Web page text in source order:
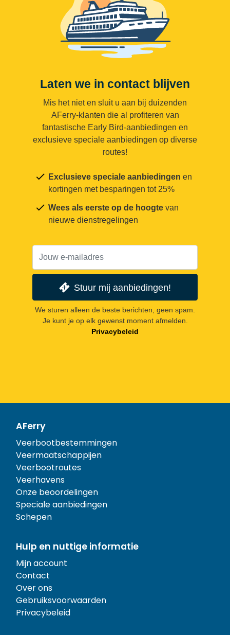
Laten we in contact blijven
Mis het niet en sluit u aan bij duizenden
AFerry-klanten die al profiteren van
fantastische Early Bird-aanbiedingen en
exclusieve speciale aanbiedingen op diverse
routes!
Exclusieve speciale aanbiedingen en
kortingen met besparingen tot 25%
Wees als eerste op de hoogte van
nieuwe dienstregelingen
Stuur mij aanbiedingen!
We sturen alleen de beste berichten, geen spam.
Je kunt je op elk gewenst moment afmelden.
Privacybeleid
AFerry
Veerbootbestemmingen
Veermaatschappijen
Veerbootroutes
Veerhavens
Onze beoordelingen
Speciale aanbiedingen
Schepen
Hulp en nuttige informatie
Mijn account
Contact
Over ons
Gebruiksvoorwaarden
Privacybeleid